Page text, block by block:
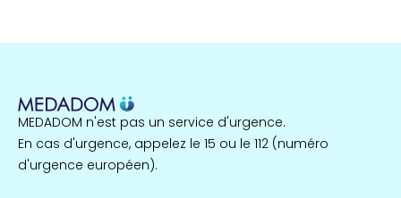
Île-de-France
857 espaces de santé
Côtes-d'Armor
MEDADOM n'est pas un service d'urgence.
En cas d'urgence, appelez le 15 ou le 112 (numéro
d'urgence européen).